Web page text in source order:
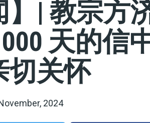
】| 教宗方
天的信
切关怀
2024